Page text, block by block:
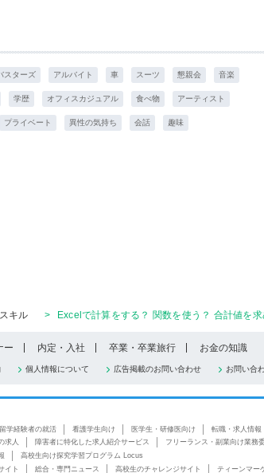
スターズ アルバイト 車 スーツ 懇親会 音楽
学歴 オフィスカジュアル 食べ物 アーティスト
プライベート 異性の気持ち 会話 趣味
キル > Excelで計算をする？ 関数を使う？ 合計値を
ー 内定・入社 卒業・卒業旅行 お金の知識
個人情報について 広告掲載のお問い合わせ お問い合
留学経験者の就活 看護学生向け 医学生・研修医向け 転職・求人情報
求人
障害者に特化した求人紹介サービス フリーランス・副業向け業務
高校生向け探究学習プログラム Locus
イト 総合・専門ニュース 高校生のチャレンジサイト ティーンマー